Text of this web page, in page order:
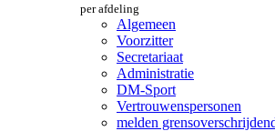
per afdeling
Algemeen
Voorzitter
Secretariaat
Administratie
DM-Sport
Vertrouwenspersonen
melden